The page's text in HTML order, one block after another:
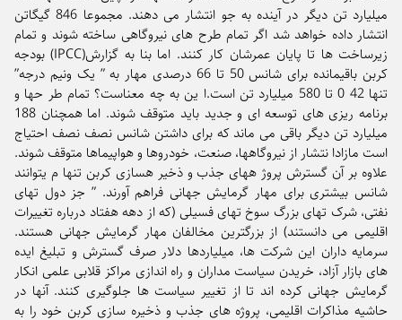
میلیارد تن دیگر در آینده به جو انتشار می دهند. مجموعا 846 گیگاتن
انتشار داده خواهد شد اگر تمام طرح های نیروگاهی ساخته شوند و تمام
زیرساخت ها تا پایان عمرشان کار کنند. اما بنا به گزارش(IPCC) بودجه
کربن باقیمانده برای شانس 50 تا 66 درصدی مهار به ” یک ونیم درجه”
تنها 42 0 تا 580 میلیارد تن است.ا ین به چه معناست؟ تمام طر حها و
برنامه ریزی های توسعه ای و جدید باید متوقف شوند. اما همچنان 188
میلیارد تن دیگر باقی می ماند که برای داشتن شانس نصف نصف احتیاج
است مازادا نتشار از نیروگاهها، صنعت، خودروها و هواپیماها متوقف شوند.
علاوه بر آن گسترش پروژ ههای جذب و ذخیر هسازی کربن تنها م یتوانند
شانس بیشتری برای مهار گرمایش جهانی فراهم آورند. ” جز دول تهای
نفتی، شرک تهای بزرگ سوخ تهای فسیلی (که از دهه هفتاد درباره تغییرات
اقلیمی می دانستند) از بزرگترین مخالفان مهار گرمایش جهانی هستند.
سرمایه داران این شرکت ها، میلیاردها دلار صرف گسترش و تبلیغ ایده
های بازار آزاد، خریدن سیاست مداران و راه اندازی مراکز قلابی علمی انکار
گرمایش جهانی کرده اند تا از تغییر سیاست ها جلوگیری کنند. آنها در
حاشیه مذاکرات اقلیمی، پروژه های جذب و ذخیره سازی کربن خود را به